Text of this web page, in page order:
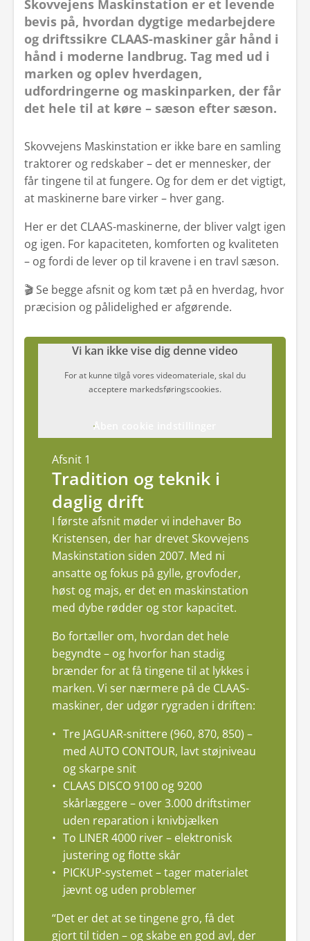
Skovvejens Maskinstation er et levende
bevis på, hvordan dygtige medarbejdere
og driftssikre CLAAS-maskiner går hånd i
hånd i moderne landbrug. Tag med ud i
marken og oplev hverdagen,
udfordringerne og maskinparken, der får
det hele til at køre – sæson efter sæson.
Skovvejens Maskinstation er ikke bare en samling
traktorer og redskaber – det er mennesker, der
får tingene til at fungere. Og for dem er det vigtigt,
at maskinerne bare virker – hver gang.
Her er det CLAAS-maskinerne, der bliver valgt igen
og igen. For kapaciteten, komforten og kvaliteten
– og fordi de lever op til kravene i en travl sæson.
🎬 Se begge afsnit og kom tæt på en hverdag, hvor
præcision og pålidelighed er afgørende.
Afsnit 1
Tradition og teknik i
daglig drift
I første afsnit møder vi indehaver Bo
Kristensen, der har drevet Skovvejens
Maskinstation siden 2007. Med ni
ansatte og fokus på gylle, grovfoder,
høst og majs, er det en maskinstation
med dybe rødder og stor kapacitet.
Bo fortæller om, hvordan det hele
begyndte – og hvorfor han stadig
brænder for at få tingene til at lykkes i
marken. Vi ser nærmere på de CLAAS-
maskiner, der udgør rygraden i driften:
Tre JAGUAR-snittere (960, 870, 850) –
med AUTO CONTOUR, lavt støjniveau
og skarpe snit
CLAAS DISCO 9100 og 9200
skårlæggere – over 3.000 driftstimer
uden reparation i knivbjælken
To LINER 4000 river – elektronisk
justering og flotte skår
PICKUP-systemet – tager materialet
jævnt og uden problemer
“Det er det at se tingene gro, få det
gjort til tiden – og skabe en god avl, der
Vi kan ikke vise dig denne video
For at kunne tilgå vores videomateriale, skal du
acceptere markedsføringscookies.
Åben cookie indstillinger